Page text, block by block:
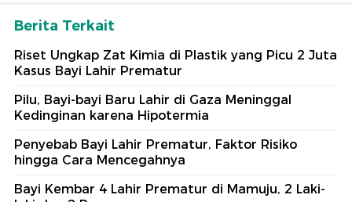
Berita Terkait
Riset Ungkap Zat Kimia di Plastik yang Picu 2 Juta
Kasus Bayi Lahir Prematur
Pilu, Bayi-bayi Baru Lahir di Gaza Meninggal
Kedinginan karena Hipotermia
Penyebab Bayi Lahir Prematur, Faktor Risiko
hingga Cara Mencegahnya
Bayi Kembar 4 Lahir Prematur di Mamuju, 2 Laki-